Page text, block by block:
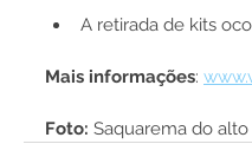
A retirada de kits
Mais informações:
Foto: Saquarema do